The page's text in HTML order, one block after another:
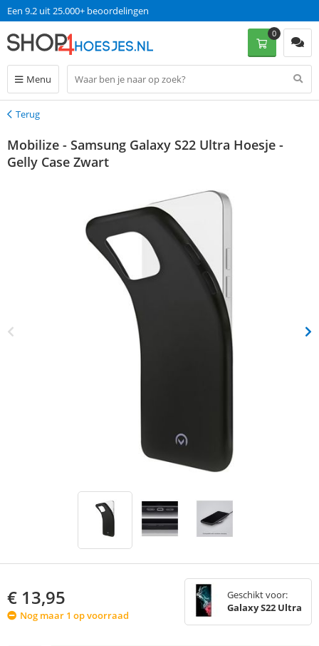
Een 9.2 uit 25.000+ beoordelingen
Menu
0
Terug
Terug
Mobilize - Samsung Galaxy S22 Ultra Hoesje -
Gelly Case Zwart
€ 13,95
Nog maar 1 op voorraad
Geschikt voor:
Galaxy S22 Ultra